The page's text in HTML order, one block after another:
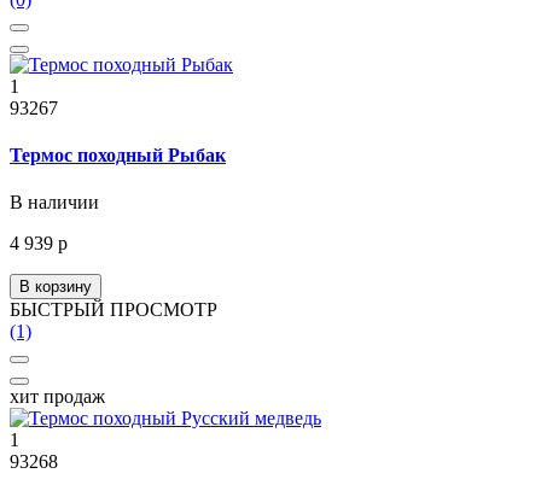
1
93267
Термос походный Рыбак
В наличии
4 939 р
В корзину
БЫСТРЫЙ ПРОСМОТР
(1)
хит продаж
1
93268